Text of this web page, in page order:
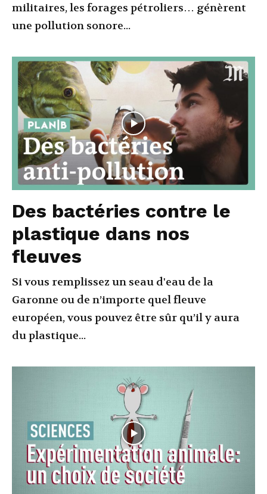
militaires, les forages pétroliers… génèrent
une pollution sonore...
Des bactéries contre le
plastique dans nos
fleuves
Si vous remplissez un seau d'eau de la
Garonne ou de n’importe quel fleuve
européen, vous pouvez être sûr qu’il y aura
du plastique...